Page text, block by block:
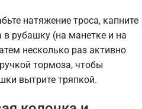
натяжение троса, капните
в рубашку (на манетке и на
несколько раз активно
тормоза, чтобы
вытрите тряпкой.